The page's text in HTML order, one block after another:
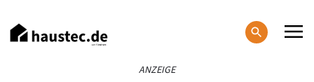
zum
Inhalt
ANZEIGE